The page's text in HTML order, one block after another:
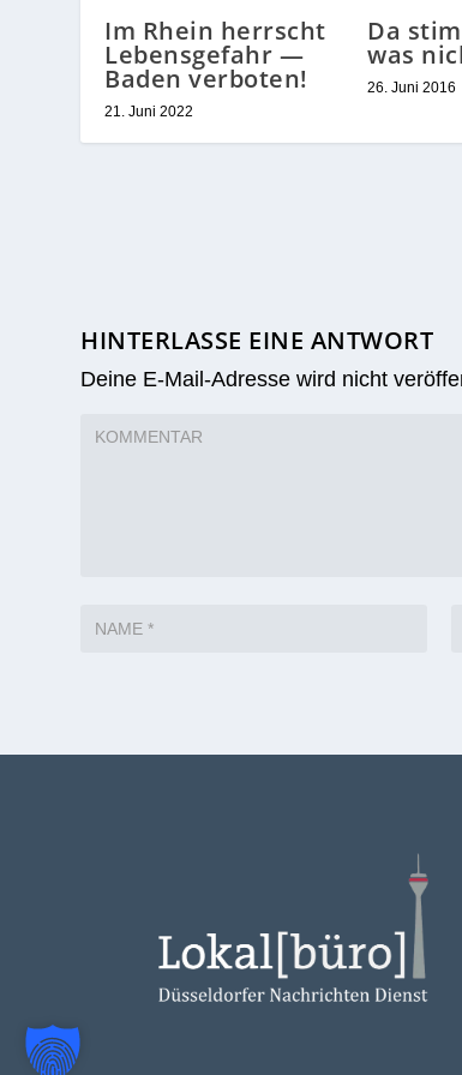
Im Rhein herrscht
Lebensgefahr —
Baden verboten!
21. Juni 2022
Da
was
26. Juni 2016
HINTERLASSE EINE ANTWORT
Deine E-Mail-Adresse wird nicht